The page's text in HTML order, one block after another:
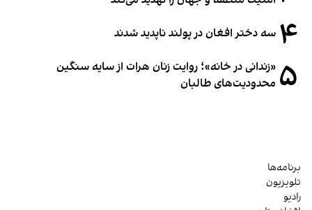
۴ سه دختر افغان در پولند ناپدید شدند
۵ «زندانی در خانه»؛ روایت زنان هرات از سایه سنگین
محدودیت‌های طالبان
برنامه‌ها
تلویزیون
رادیو